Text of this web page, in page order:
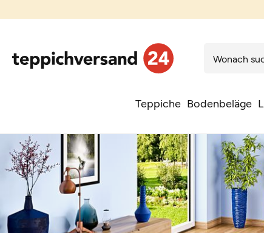
Teppiche Bodenbeläge